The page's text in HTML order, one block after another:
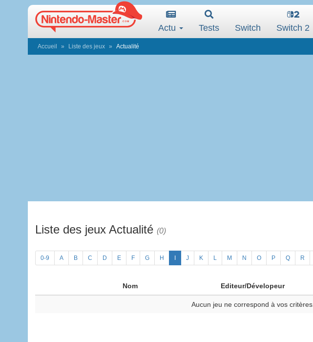
Actu Tests Switch Switch 2
Accueil Liste des jeux Actualité
Liste des jeux Actualité (0)
0-9 A B C D E F G H J K L M N O P Q R
Nom Editeur/Dévelopeur
Aucun jeu ne correspond à vos critères.